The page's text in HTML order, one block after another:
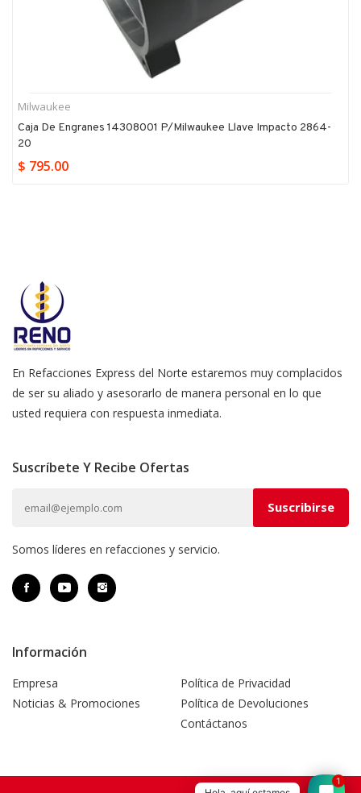
Milwaukee
Caja De Engranes 14308001 P/milwaukee Llave Impacto 2864-
20
$ 795.00
En Refacciones Express del Norte estaremos muy complacidos
de ser su aliado y asesorarlo de manera personal en lo que
usted requiera con respuesta inmediata.
Suscríbete Y Recibe Ofertas
Somos líderes en refacciones y servicio.
Información
Empresa
Noticias & Promociones
Política de Privacidad
Política de Devoluciones
Contáctanos